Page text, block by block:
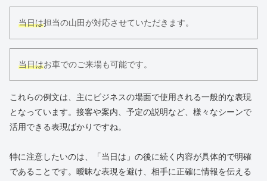
当日は担当の山田が対応させていただきます。
当日はお車でのご来場も可能です。
これらの例文は、主にビジネスの場面で使用される一般的な表現
となっています。接客や案内、予定の説明など、様々なシーンで
活用できる表現ばかりですね。
特に注意したいのは、「当日は」の後に続く内容が具体的で明確
であることです。曖昧な表現を避け、相手に正確に情報を伝える